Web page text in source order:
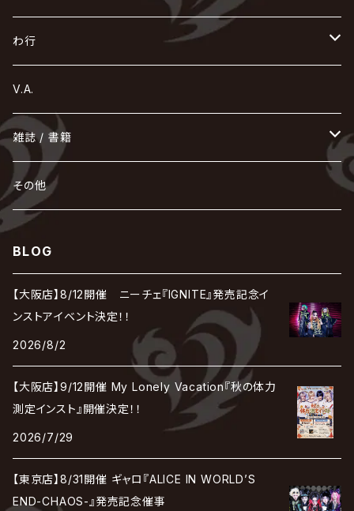
Acid Black Cherry
天照
彩冷える -ayabie-
色々な十字架
168 / 葵-168-
the GazettE
GOTCHAROCKA
KAMIJO
Kaya
河村隆一
清春
KIRITO / キリト
己龍
GREN / グレン
黒夢
Sadie
XANVALA
Sick²
ジグソウ
シド
SHIVA
JAKIGAN MEISTER
Chanty
Janne Da Arc
sugar
JILUKA
SCAPEGOAT
SPLENDID GOD GIRAFFE
SLAPSLY / CHIYU
ZOMBIE / ぞんび
DADAROMA
逹瑯
DAVID / SUI / 縁
DALLE
DARRELL
DIAURA
D'ESPAIRSRAY
Develop One's Faculties
DIR EN GREY
DEXCORE
TAKE NO BREAK
DEZERT
deadman
DEVILOOF
DuelJewel
東京花嫁
Tourbillon
Dawnman
DOG inthePWO
Toshi
NETH PRIERE CAIN
NEVERLAND
の
NoGoD
NOCTURNAL BLOODLUST
HAZUKI / 葉月
花見桜こうき
薔薇の宮殿
BAROQUE
美炎-BIEN-
vistlip
ヒッチコック
hide with Spread Beaver / hide
HIDE-ZOU
ビバラッシュ
Far East Dizain
Fatüm
FANTASTIC◇CIRCUS
FEST VAINQUEUR
Blu-BiLLioN
BULL FIELD
BREAKERZ
へ
BabyKingdom
THE BEETHOVEN
PENICILLIN
ベル
The Benjamin
ほ
POIDOL
HOLLOWGRAM
MAO / マオ from SID
machine
Magistina Saga
MUSCLE ATTACK
マツタケワークス
摩天楼オペラ
THE MADNA
MAMA.
まみれた / MAMIRETA
MALICE MIZER
未完成アリス
ミスイ
mitsu
MIMIZUQ
MIYAVI
む
MUCC / ムック
め
メトロノーム
MERRY / メリー
も
THE MORTAL
MORRIE
最上川司
ヤミテラ / 外道反逆者ヤミテラ
ゆ
YUKIYA / 藤田幸也
ユナイト
よ
ら
rice
Rides In ReVellion
Raphael
Luv PARADE
LAB.THE BASEMENT / ラボ ザ ベヰスメント
り
Leetspeak monsters
Ricky
LEZARD
LIBRAVEL / リブラヴェル
Lill
る
Ruiza
Lucy
LUNA SEA
れ
0.1gの誤算
the Raid.
REIGN
RAZOR
LSN / The LEGENDARY SIX NINE
ろ
Royz
Rorschach.inc
ロマン急行
わ行
わ
wyse
我が為
V.A.
雑誌 / 書籍
hévn
ROCK AND READ
その他
BLOG
【大阪店】8/12開催 ニーチェ『IGNITE』発売記念イ
ンストアイベント決定！！
2026/8/2
【大阪店】9/12開催 My Lonely Vacation『秋の体力
測定インスト』開催決定！！
2026/7/29
【東京店】8/31開催 ギャロ『ALICE IN WORLD’S
END-CHAOS-』発売記念催事